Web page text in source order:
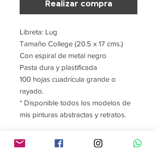
Realizar compra
Libreta: Lug
Tamaño College (20.5 x 17 cms.)
Con espiral de metal negro
Pasta dura y plastificada
100 hojas cuadrícula grande o
rayado.
* Disponible todos los modelos de
mis pinturas abstractas y retratos.